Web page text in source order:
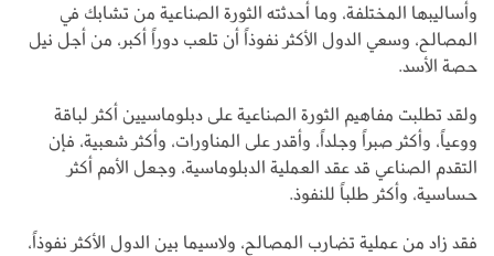
وأساليبها المختلفة، وما أحدثته الثورة الصناعية من تشابك في
المصالح، وسعي الدول الأكثر نفوذاً أن تلعب دوراً أكبر، من أجل نيل
حصة الأسد.
ولقد تطلبت مفاهيم الثورة الصناعية على دبلوماسيين أكثر لباقة
ووعياً، وأكثر صبراً وجلداً، وأقدر على المناورات، وأكثر شعبية، فإن
التقدم الصناعي قد عقد العملية الدبلوماسية، وجعل الأمم أكثر
حساسية، وأكثر طلباً للنفوذ.
فقد زاد من عملية تضارب المصالح، ولاسيما بين الدول الأكثر نفوذاً،